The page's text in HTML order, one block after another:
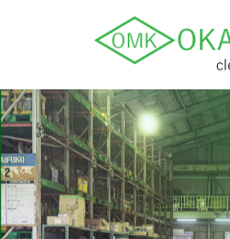
ツ
へ
ス
キ
ッ
プ
シ
ョ
ン
に
移
動